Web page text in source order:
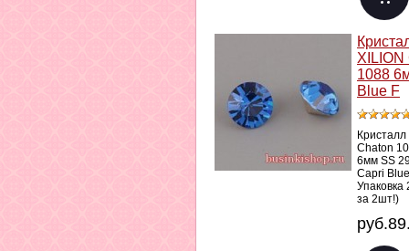
XILION
1088
Blue F
Chaton
6мм SS
Capri
за 2шт!)